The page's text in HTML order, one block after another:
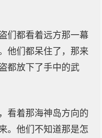
们都看着远方那一幕
他们都呆住了，那来
都放下了手中的武
看着那海神岛方向的
。他们不知道那是怎